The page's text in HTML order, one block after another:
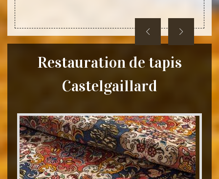
Restauration de tapis
Castelgaillard